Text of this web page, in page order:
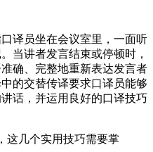
员坐在会议室里，一面听
当讲者发言结束或停顿时，
确、完整地重新表达发言者
的交替传译要求口译员能够
话，并运用良好的口译技巧